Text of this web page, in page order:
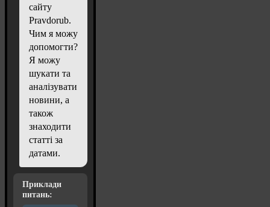
сайту
Pravdorub.
Чим я можу
допомогти?
Я можу
шукати та
аналізувати
новини, а
також
знаходити
статті за
датами.
Приклади
питань: